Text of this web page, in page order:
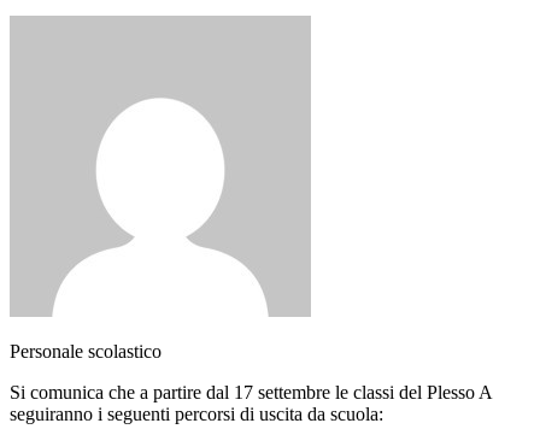
Personale scolastico
Si comunica che a partire dal 17 settembre le classi del Plesso A
seguiranno i seguenti percorsi di uscita da scuola: